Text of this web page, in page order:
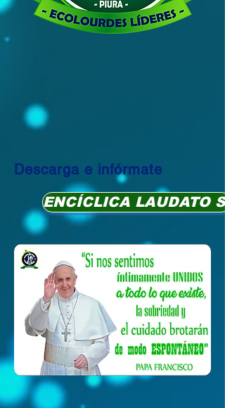
Descarga e infórmate
ENCÍCLICA LAUDATO SI